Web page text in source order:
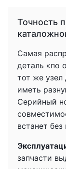
Точность
Самая
деталь «по
тот же узел
иметь
Серийный
встанет без
запчасти